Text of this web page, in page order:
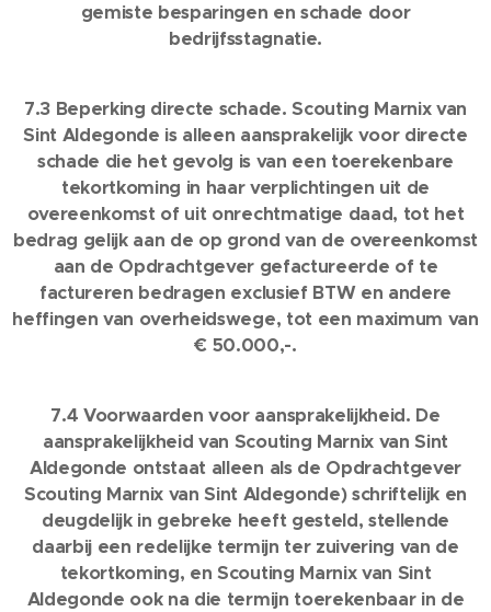
gemiste besparingen en schade door
bedrijfsstagnatie.
7.3 Beperking directe schade. Scouting Marnix van
Sint Aldegonde is alleen aansprakelijk voor directe
schade die het gevolg is van een toerekenbare
tekortkoming in haar verplichtingen uit de
overeenkomst of uit onrechtmatige daad, tot het
bedrag gelijk aan de op grond van de overeenkomst
aan de Opdrachtgever gefactureerde of te
factureren bedragen exclusief BTW en andere
heffingen van overheidswege, tot een maximum van
€ 50.000,-.
7.4 Voorwaarden voor aansprakelijkheid. De
aansprakelijkheid van Scouting Marnix van Sint
Aldegonde ontstaat alleen als de Opdrachtgever
Scouting Marnix van Sint Aldegonde) schriftelijk en
deugdelijk in gebreke heeft gesteld, stellende
daarbij een redelijke termijn ter zuivering van de
tekortkoming, en Scouting Marnix van Sint
Aldegonde ook na die termijn toerekenbaar in de